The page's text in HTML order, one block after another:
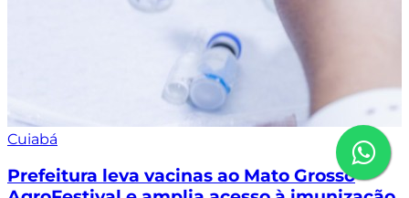
Cuiabá
Prefeitura leva vacinas ao Mato Grosso